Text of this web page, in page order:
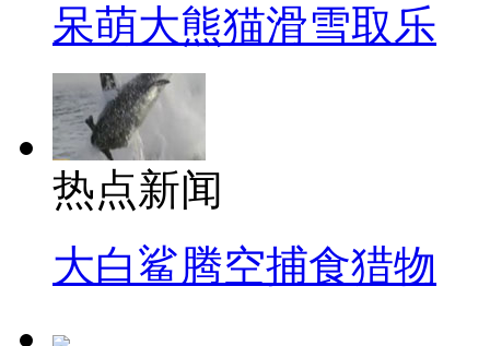
呆萌大熊猫滑雪取乐
热点新闻
大白鲨腾空捕食猎物